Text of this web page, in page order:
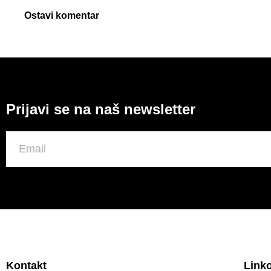
Ostavi komentar
Prijavi se na naš newsletter
Kontakt